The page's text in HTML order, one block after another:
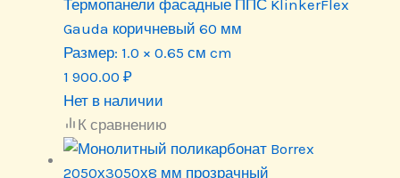
Термопанели фасадные ППС KlinkerFlex
Gauda коричневый 60 мм
Размер: 1.0 × 0.65 см cm
1 900.00 ₽
Нет в наличии
К сравнению